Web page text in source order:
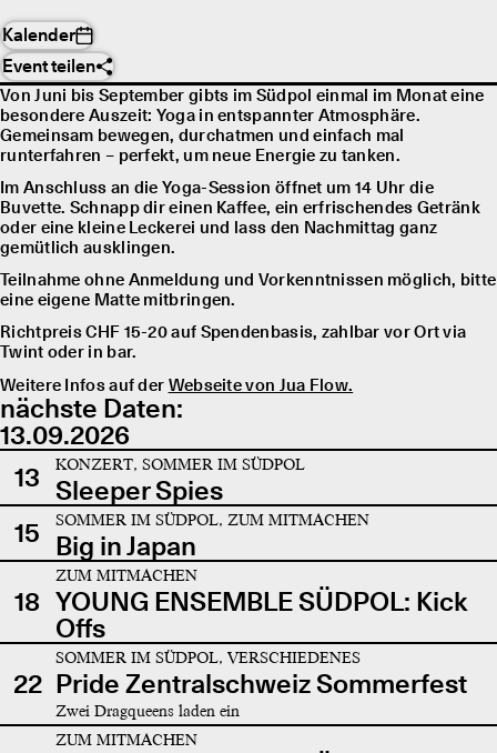
Kalender
Event teilen
Von Juni bis September gibts im Südpol einmal im Monat eine
besondere Auszeit: Yoga in entspannter Atmosphäre.
Gemeinsam bewegen, durchatmen und einfach mal
runterfahren – perfekt, um neue Energie zu tanken.
Im Anschluss an die Yoga-Session öffnet um 14 Uhr die
Buvette. Schnapp dir einen Kaffee, ein erfrischendes Getränk
oder eine kleine Leckerei und lass den Nachmittag ganz
gemütlich ausklingen.
Teilnahme ohne Anmeldung und Vorkenntnissen möglich, bitte
eine eigene Matte mitbringen.
Richtpreis CHF 15-20 auf Spendenbasis, zahlbar vor Ort via
Twint oder in bar.
Weitere Infos auf der Webseite von Jua Flow.
nächste Daten:
13.09.2026
13
KONZERT, SOMMER IM SÜDPOL
Sleeper Spies
15
SOMMER IM SÜDPOL, ZUM MITMACHEN
Big in Japan
18
ZUM MITMACHEN
YOUNG ENSEMBLE SÜDPOL: Kick
Offs
22
SOMMER IM SÜDPOL, VERSCHIEDENES
Pride Zentralschweiz Sommerfest
Zwei Dragqueens laden ein
ZUM MITMACHEN